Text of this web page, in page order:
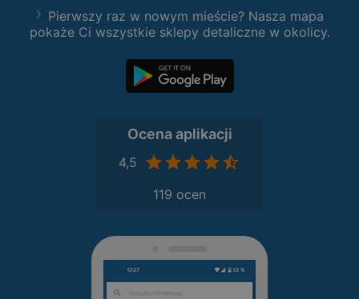
Pierwszy raz w nowym mieście? Nasza mapa
pokaże Ci wszystkie sklepy detaliczne w okolicy.
Ocena aplikacji
4,5
119 ocen